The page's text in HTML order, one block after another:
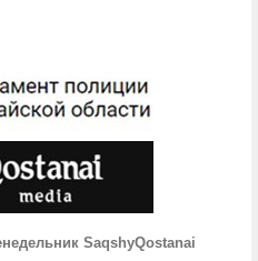
SaqshyQostanai